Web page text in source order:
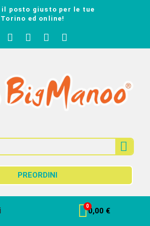
il posto giusto per le tue
ed online!
PREORDINI
0,00 €